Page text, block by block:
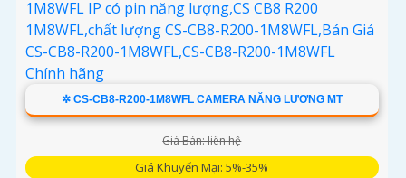
✲ CS-CB8-R200-1M8WFL CAMERA NĂNG LƯƠNG MT
Giá Bán: liên hệ
Giá Khuyến Mại: 5%-35%